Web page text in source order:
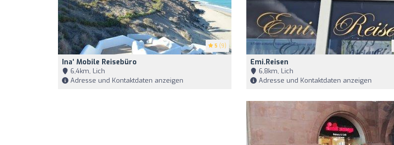
5 (9)
Ina‘ Mobile Reisebüro
6,4km, Lich
Adresse und Kontaktdaten anzeigen
Emi.Reisen
6,8km, Lich
Adresse und Kontaktdaten anzeigen